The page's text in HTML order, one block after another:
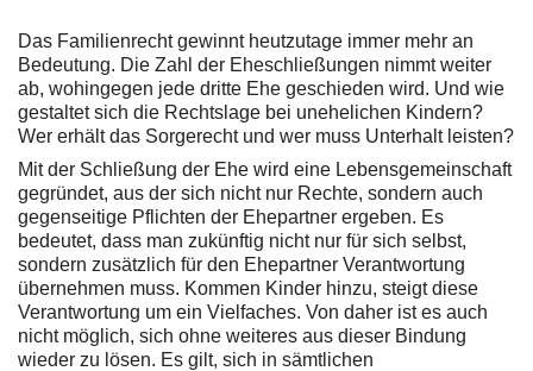
Das Familienrecht gewinnt heutzutage immer mehr an
Bedeutung. Die Zahl der Eheschließungen nimmt weiter
ab, wohingegen jede dritte Ehe geschieden wird. Und wie
gestaltet sich die Rechtslage bei unehelichen Kindern?
Wer erhält das Sorgerecht und wer muss Unterhalt leisten?
Mit der Schließung der Ehe wird eine Lebensgemeinschaft
gegründet, aus der sich nicht nur Rechte, sondern auch
gegenseitige Pflichten der Ehepartner ergeben. Es
bedeutet, dass man zukünftig nicht nur für sich selbst,
sondern zusätzlich für den Ehepartner Verantwortung
übernehmen muss. Kommen Kinder hinzu, steigt diese
Verantwortung um ein Vielfaches. Von daher ist es auch
nicht möglich, sich ohne weiteres aus dieser Bindung
wieder zu lösen. Es gilt, sich in sämtlichen